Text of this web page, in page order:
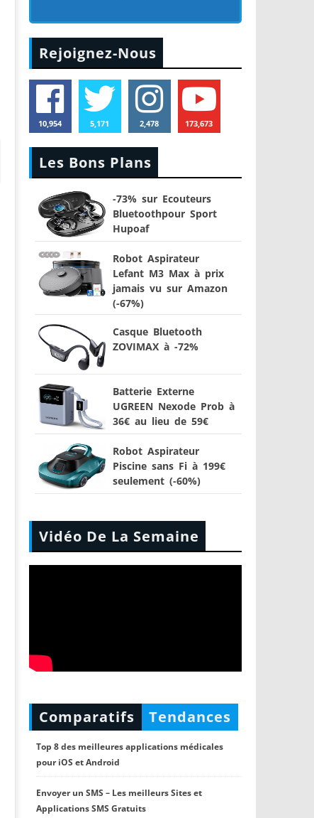
Rejoignez-Nous
10,954 5,171 2,478 173,673
Les Bons Plans
-73% sur Ecouteurs
Bluetoothpour Sport
Hupoaf
Robot Aspirateur
Lefant M3 Max à prix
jamais vu sur Amazon
(-67%)
Casque Bluetooth
ZOVIMAX à -72%
Batterie Externe
UGREEN Nexode Prob à
36€ au lieu de 59€
Robot Aspirateur
Piscine sans Fi à 199€
seulement (-60%)
Vidéo De La Semaine
Comparatifs Tendances
Top 8 des meilleures applications médicales
pour iOS et Android
Envoyer un SMS – Les meilleurs Sites et
Applications SMS Gratuits